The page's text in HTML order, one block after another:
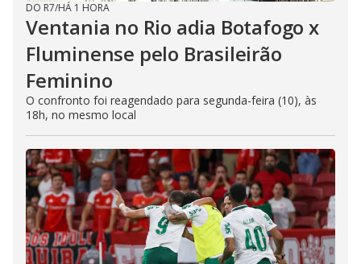
DO R7/HÁ 1 HORA
Ventania no Rio adia Botafogo x
Fluminense pelo Brasileirão
Feminino
O confronto foi reagendado para segunda-feira (10), às
18h, no mesmo local